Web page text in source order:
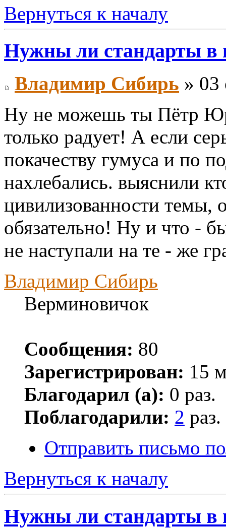
Вернуться к началу
Нужны ли стандарты в
Владимир Сибирь » 03
Ну не можешь ты Пётр
только радует! А если
покачеству гумуса и по
нахлебались. выяснили
цивилизованности темы,
обязательно! Ну и что -
не наступали на те - же
Владимир Сибирь
Верминовичок
Сообщения: 80
Зарегистрирован: 15
Благодарил (а): 0 раз.
Поблагодарили: 2 раз.
Отправить письмо
Вернуться к началу
Нужны ли стандарты в